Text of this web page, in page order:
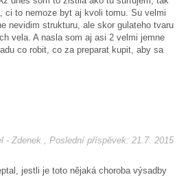
ci to nemoze byt aj kvoli tomu. Su velmi
nevidim strukturu, ale skor gulateho tvaru
vela. A nasla som aj asi 2 velmi jemne
co robit, co za preparat kupit, aby sa
- Zdenek , Poslední příspěvek: 21.7. 2015
jestli je toto nějaká choroba výsadby